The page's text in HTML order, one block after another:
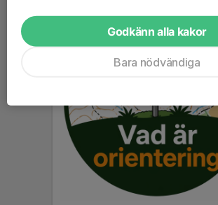
Godkänn alla kakor
Bara nödvändiga